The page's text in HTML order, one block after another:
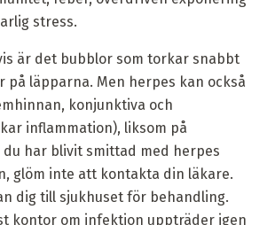
stress.
är det bubblor som torkar snabbt
på läpparna. Men herpes kan också
konjunktiva och
inflammation), liksom på
du har blivit smittad med herpes
glöm inte att kontakta din läkare.
dig till sjukhuset för behandling.
kontor om infektion uppträder igen